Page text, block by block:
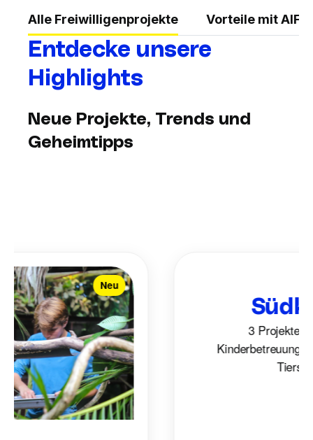
Alle Freiwilligenprojekte Vorteile mit AIFS
Entdecke unsere
Highlights
Neue Projekte, Trends und
Geheimtipps
Neu
3 Projekte im
Kinderbetreuung,
Tierschutz